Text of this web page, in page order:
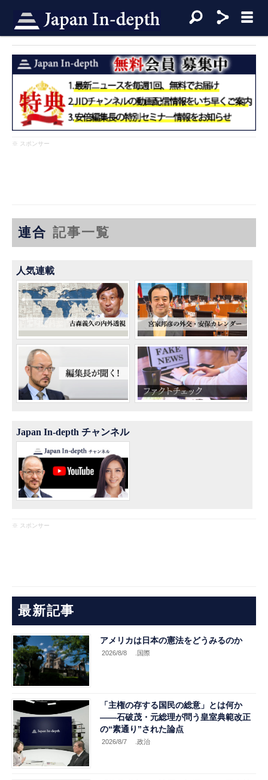
※ スポンサー
連合 記事一覧
人気連載
Japan In-depth チャンネル
※ スポンサー
最新記事
アメリカは日本の憲法をどうみるのか
2026/8/8 .国際
「主権の存する国民の総意」とは何か
――石破茂・元総理が問う皇室典範改正
の“素通り”された論点
2026/8/7 .政治